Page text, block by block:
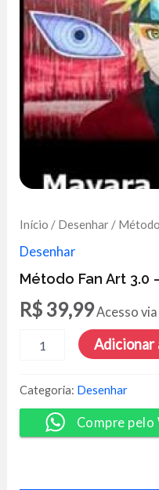
Início / Desenhar /
Desenhar
Método Fan Art 3.0
R$ 39,99Acesso
3.0
-
Mayara
Rodrigues
Adicionar
Categoria: Desenhar
Compre